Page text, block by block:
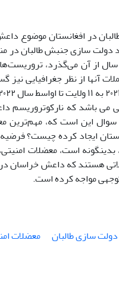
در افغانستان موضوع
دولت سازی جنبش طالبان در
آنها از نظر
می باشد که نارکوتروریسم
سوال این است که، مهم‌ترین
ایجاد کرده چیست؟
است، معضلات
هستند که داعش خراسان در
مواجه کرده است.
دولت سازی طالبان معضلات